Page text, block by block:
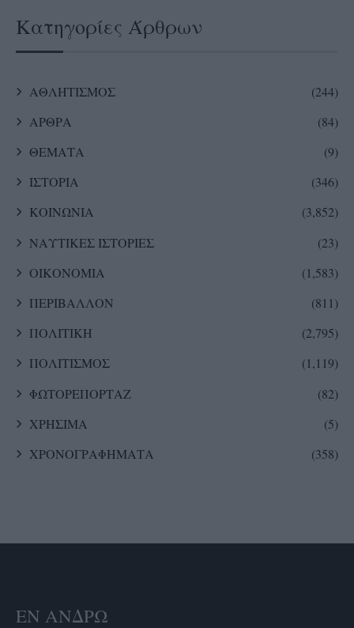
Κατηγορίες Άρθρων
ΑΘΛΗΤΙΣΜΟΣ
(244)
ΑΡΘΡΑ
(84)
ΘΕΜΑΤΑ
(9)
ΙΣΤΟΡΙΑ
(346)
ΚΟΙΝΩΝΙΑ
(3,852)
ΝΑΥΤΙΚΕΣ ΙΣΤΟΡΙΕΣ
(23)
ΟΙΚΟΝΟΜΙΑ
(1,583)
ΠΕΡΙΒΑΛΛΟΝ
(811)
ΠΟΛΙΤΙΚΗ
(2,795)
ΠΟΛΙΤΙΣΜΟΣ
(1,119)
ΦΩΤΟΡΕΠΟΡΤΑΖ
(82)
ΧΡΗΣΙΜΑ
(5)
ΧΡΟΝΟΓΡΑΦΗΜΑΤΑ
(358)
ΕΝ ΆΝΔΡΩ